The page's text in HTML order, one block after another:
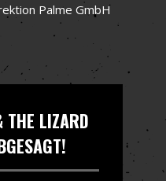
Palme GmbH
THE LIZARD